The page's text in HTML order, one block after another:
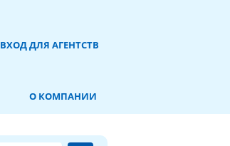
ВХОД ДЛЯ АГЕНТСТВ
О КОМПАНИИ